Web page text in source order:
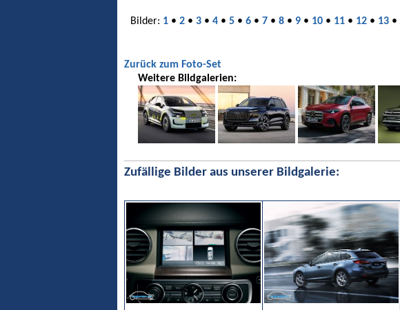
Bilder: 1 • 2 • 3 • 4 • 5 • 6 • 7 • 8 • 9 • 10 • 11 • 12 • 13 •
Zurück zum Foto-Set
Weitere Bildgalerien:
Zufällige Bilder aus unserer Bildgalerie: